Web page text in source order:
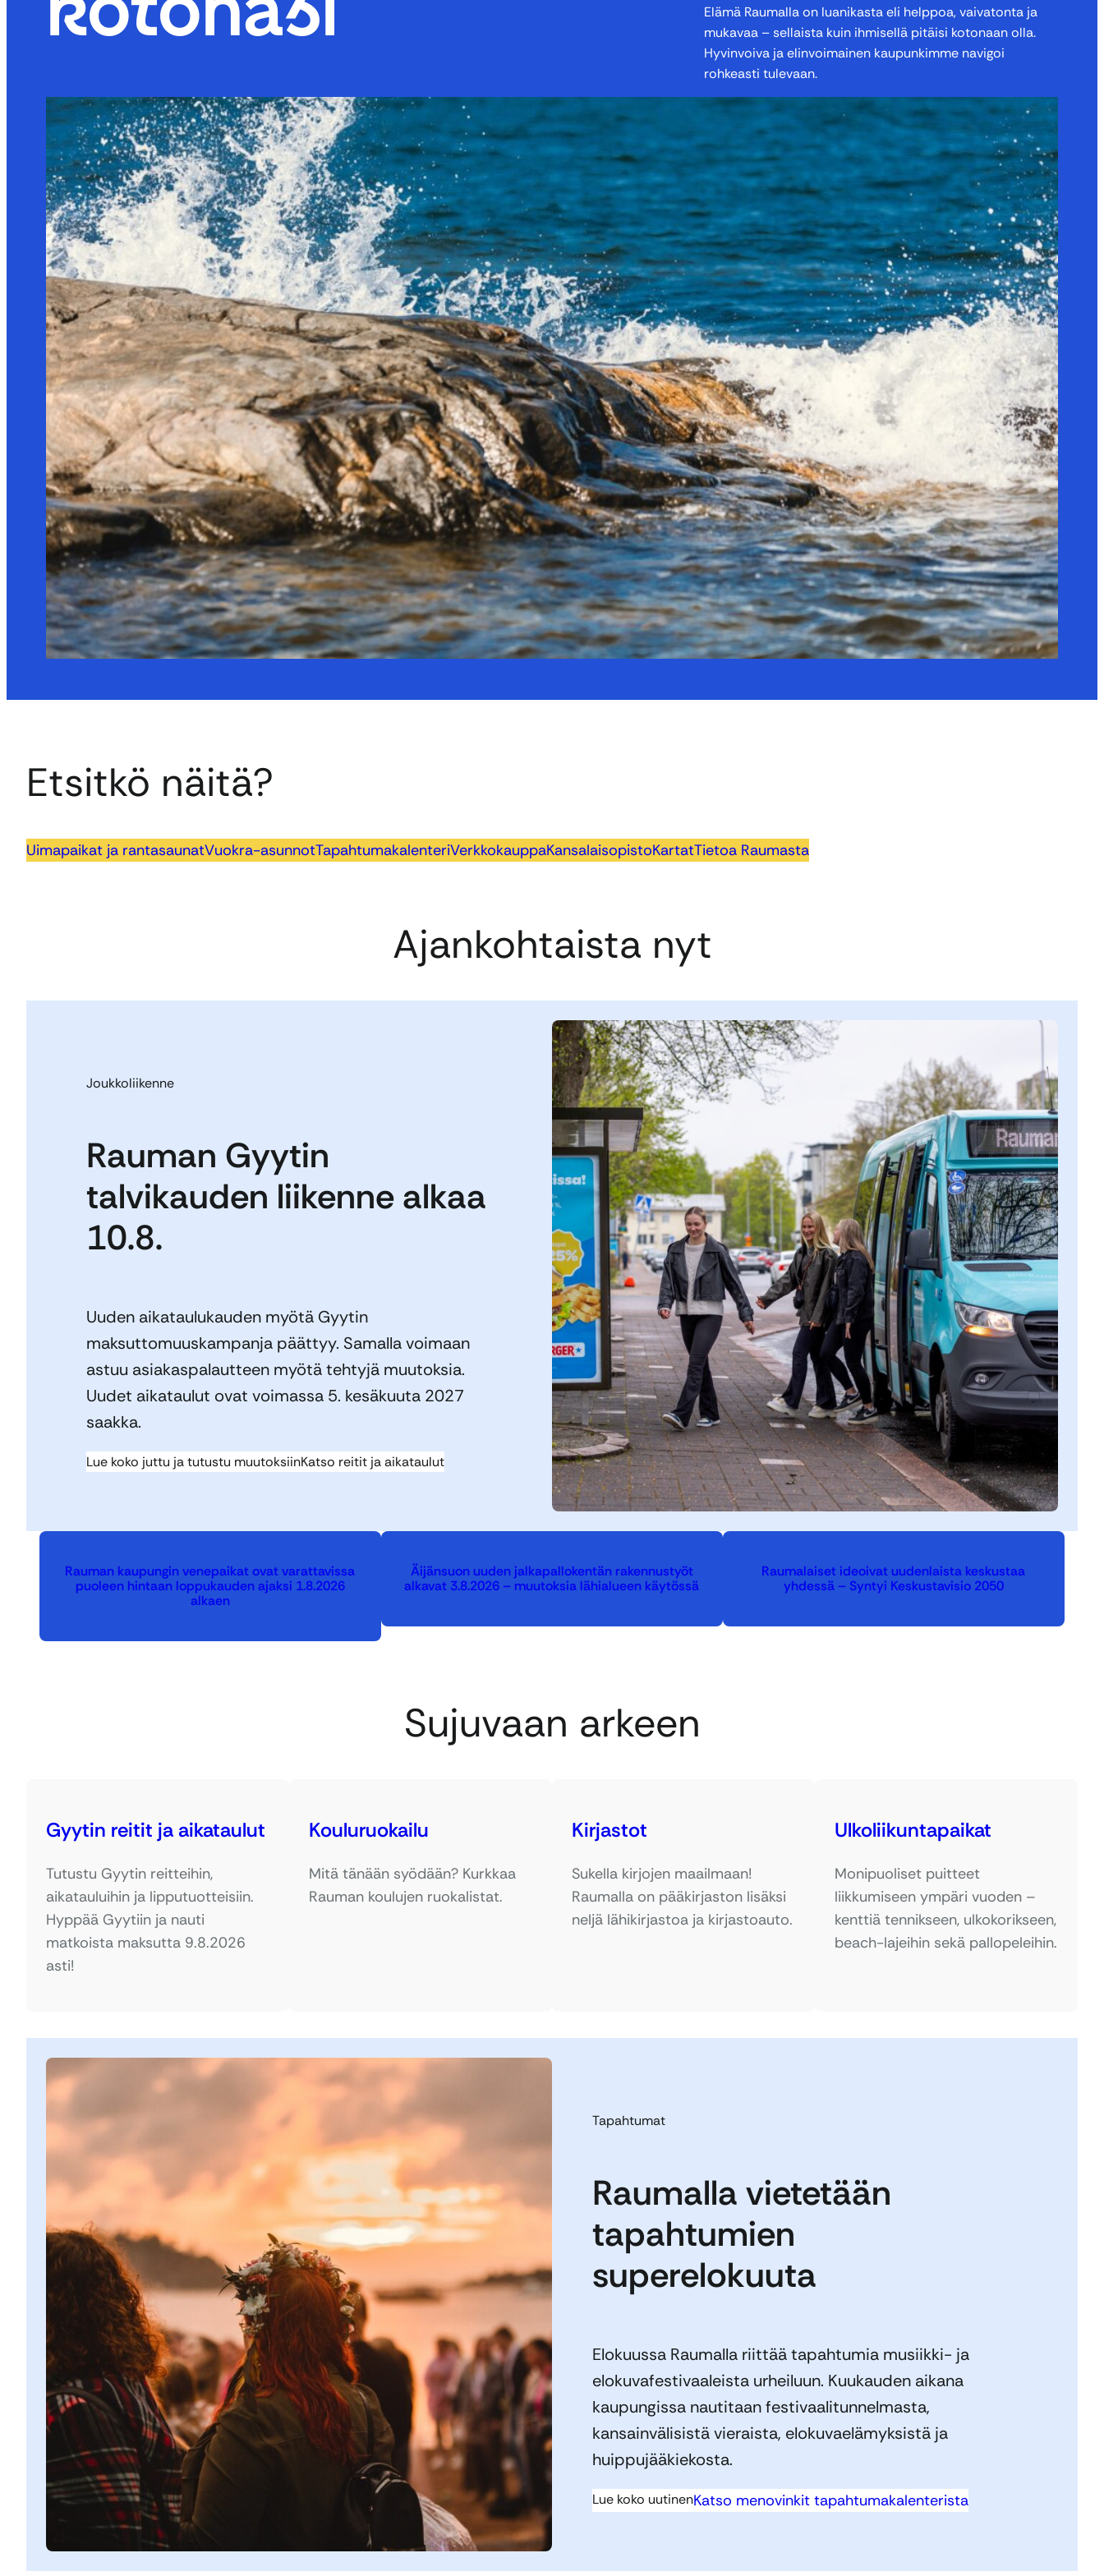
Elämä Raumalla on luanikasta eli helppoa, vaivatonta ja
mukavaa – sellaista kuin ihmisellä pitäisi kotonaan olla.
Hyvinvoiva ja elinvoimainen kaupunkimme navigoi
rohkeasti tulevaan.
Etsitkö näitä?
Uimapaikat ja rantasaunatVuokra-asunnotTapahtumakalenteriVerkkokauppaKansalaisopistoKartatTietoa Raumasta
Ajankohtaista nyt
Joukkoliikenne
Rauman Gyytin
talvikauden liikenne alkaa
10.8.
Uuden aikataulukauden myötä Gyytin
maksuttomuuskampanja päättyy. Samalla voimaan
astuu asiakaspalautteen myötä tehtyjä muutoksia.
Uudet aikataulut ovat voimassa 5. kesäkuuta 2027
saakka.
Lue koko juttu ja tutustu muutoksiinKatso reitit ja aikataulut
Rauman kaupungin venepaikat ovat varattavissa
puoleen hintaan loppukauden ajaksi 1.8.2026
alkaen
Äijänsuon uuden jalkapallokentän rakennustyöt
alkavat 3.8.2026 – muutoksia lähialueen käytössä
Raumalaiset ideoivat uudenlaista keskustaa
yhdessä – Syntyi Keskustavisio 2050
Sujuvaan arkeen
Gyytin reitit ja aikataulut
Tutustu Gyytin reitteihin,
aikatauluihin ja lipputuotteisiin.
Hyppää Gyytiin ja nauti
matkoista maksutta 9.8.2026
asti!
Kouluruokailu
Mitä tänään syödään? Kurkkaa
Rauman koulujen ruokalistat.
Kirjastot
Sukella kirjojen maailmaan!
Raumalla on pääkirjaston lisäksi
neljä lähikirjastoa ja kirjastoauto.
Ulkoliikuntapaikat
Monipuoliset puitteet
liikkumiseen ympäri vuoden –
kenttiä tennikseen, ulkokorikseen,
beach-lajeihin sekä pallopeleihin.
Tapahtumat
Raumalla vietetään
tapahtumien
superelokuuta
Elokuussa Raumalla riittää tapahtumia musiikki- ja
elokuvafestivaaleista urheiluun. Kuukauden aikana
kaupungissa nautitaan festivaalitunnelmasta,
kansainvälisistä vieraista, elokuvaelämyksistä ja
huippujääkiekosta.
Lue koko uutinenKatso menovinkit tapahtumakalenterista